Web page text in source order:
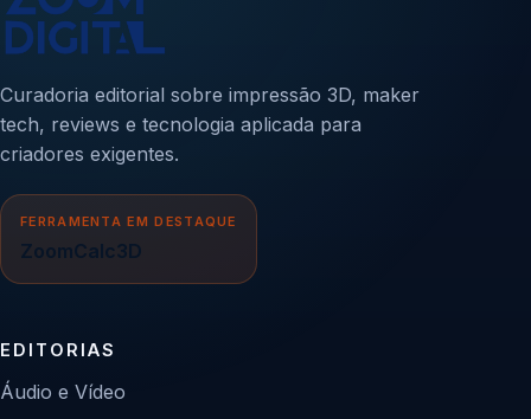
Curadoria editorial sobre impressão 3D, maker
tech, reviews e tecnologia aplicada para
criadores exigentes.
FERRAMENTA EM DESTAQUE
ZoomCalc3D
EDITORIAS
Áudio e Vídeo